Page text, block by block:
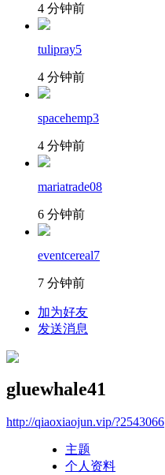
4 分钟前
tulipray5
4 分钟前
spacehemp3
4 分钟前
mariatrade08
6 分钟前
eventcereal7
7 分钟前
加为好友
发送消息
gluewhale41
http://qiaoxiaojun.vip/?2543066
主题
个人资料